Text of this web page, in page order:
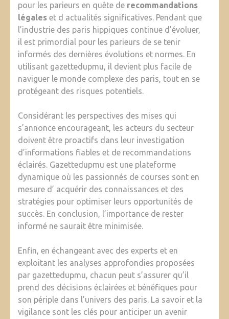
pour les parieurs en quête de recommandations
légales et d actualités significatives. Pendant que
l’industrie des paris hippiques continue d’évoluer,
il est primordial pour les parieurs de se tenir
informés des dernières évolutions et normes. En
utilisant gazettedupmu, il devient plus facile de
naviguer le monde complexe des paris, tout en se
protégeant des risques potentiels.
Considérant les perspectives des mises qui
s’annonce encourageant, les acteurs du secteur
doivent être proactifs dans leur investigation
d’informations fiables et de recommandations
éclairés. Gazettedupmu est une plateforme
dynamique où les passionnés de courses sont en
mesure d’ acquérir des connaissances et des
stratégies pour optimiser leurs opportunités de
succès. En conclusion, l’importance de rester
informé ne saurait être minimisée.
Enfin, en échangeant avec des experts et en
exploitant les analyses approfondies proposées
par gazettedupmu, chacun peut s’assurer qu’il
prend des décisions éclairées et bénéfiques pour
son périple dans l’univers des paris. La savoir et la
vigilance sont les clés pour anticiper un avenir